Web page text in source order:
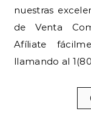
nuestras
de Venta
Afíliate
llamando al